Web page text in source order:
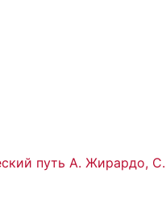
путь А. Жирардо, С.